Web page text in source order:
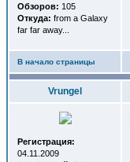
Обзоров: 105
Откуда: from a Galaxy
far far away...
В начало страницы
Vrungel
Регистрация:
04.11.2009